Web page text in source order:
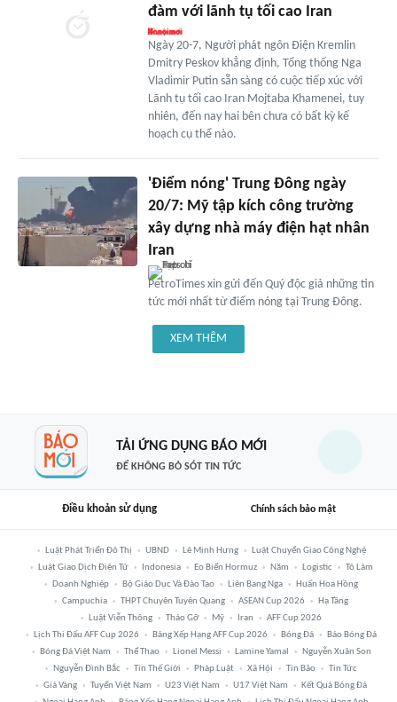
đàm với lãnh tụ tối cao Iran
Ngày 20-7, Người phát ngôn Điện Kremlin
Dmitry Peskov khẳng định, Tổng thống Nga
Vladimir Putin sẵn sàng có cuộc tiếp xúc với
Lãnh tụ tối cao Iran Mojtaba Khamenei, tuy
nhiên, đến nay hai bên chưa có bất kỳ kế
hoạch cụ thể nào.
'Điểm nóng' Trung Đông ngày
20/7: Mỹ tập kích công trường
xây dựng nhà máy điện hạt nhân
Iran
PetroTimes xin gửi đến Quý độc giả những tin
tức mới nhất từ điểm nóng tại Trung Đông.
XEM THÊM
TẢI ỨNG DỤNG BÁO MỚI
ĐỂ KHÔNG BỎ SÓT TIN TỨC
Điều khoản sử dụng Chính sách bảo mật
Luật Phát Triển Đô Thị UBND Lê Minh Hưng
Luật Chuyển Giao Công Nghệ
Luật Giao Dịch Điện Tử
Indonesia Eo Biển Hormuz Năm Logistic
Tô Lâm
Doanh Nghiệp
Bộ Giáo Dục Và Đào Tạo Liên Bang Nga
Huấn Hoa Hồng
Campuchia
THPT Chuyên Tuyên Quang ASEAN Cup 2026
Hạ Tầng
Luật Viễn Thông
Tháo Gỡ Mỹ Iran
AFF Cup 2026
Lịch Thi Đấu AFF Cup 2026
Bảng Xếp Hạng AFF Cup 2026 Bóng Đá
Báo Bóng Đá
Bóng Đá Việt Nam
Thể Thao Lionel Messi Lamine Yamal
Nguyễn Xuân Son
Nguyễn Đình Bắc
Tin Thế Giới Pháp Luật Xã Hội Tin Bão
Tin Tức
Giá Vàng
Tuyển Việt Nam U23 Việt Nam U17 Việt Nam
Kết Quả Bóng Đá